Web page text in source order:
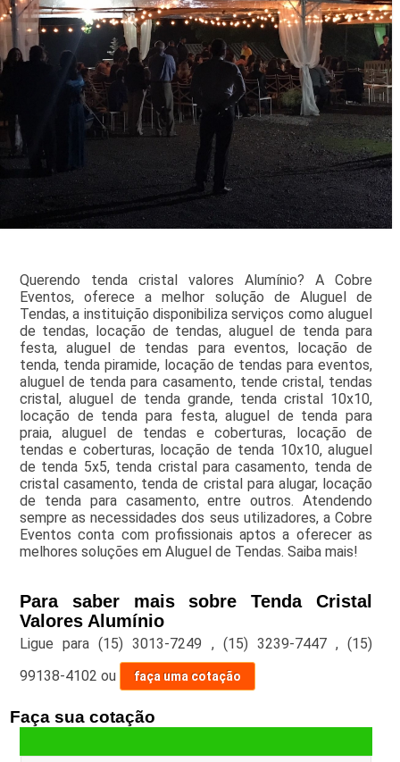
Querendo tenda cristal valores Alumínio? A Cobre
Eventos, oferece a melhor solução de Aluguel de
Tendas, a instituição disponibiliza serviços como aluguel
de tendas, locação de tendas, aluguel de tenda para
festa, aluguel de tendas para eventos, locação de
tenda, tenda piramide, locação de tendas para eventos,
aluguel de tenda para casamento, tende cristal, tendas
cristal, aluguel de tenda grande, tenda cristal 10x10,
locação de tenda para festa, aluguel de tenda para
praia, aluguel de tendas e coberturas, locação de
tendas e coberturas, locação de tenda 10x10, aluguel
de tenda 5x5, tenda cristal para casamento, tenda de
cristal casamento, tenda de cristal para alugar, locação
de tenda para casamento, entre outros. Atendendo
sempre as necessidades dos seus utilizadores, a Cobre
Eventos conta com profissionais aptos a oferecer as
melhores soluções em Aluguel de Tendas. Saiba mais!
Para saber mais sobre Tenda Cristal
Valores Alumínio
Ligue para(15) 3013-7249 , (15) 3239-7447 ,(15)
99138-4102 ou faça uma cotação
Faça sua cotação